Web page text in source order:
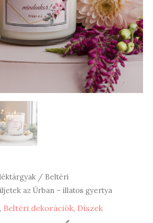
/ Beltéri
az Úrban – illatos gyertya
, Beltéri dekorációk, Díszek